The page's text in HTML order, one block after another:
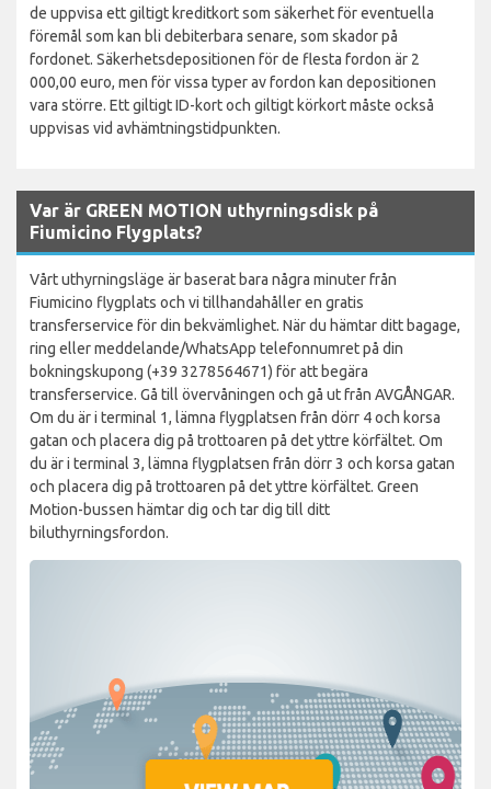
de uppvisa ett giltigt kreditkort som säkerhet för eventuella
föremål som kan bli debiterbara senare, som skador på
fordonet. Säkerhetsdepositionen för de flesta fordon är 2
000,00 euro, men för vissa typer av fordon kan depositionen
vara större. Ett giltigt ID-kort och giltigt körkort måste också
uppvisas vid avhämtningstidpunkten.
Var är GREEN MOTION uthyrningsdisk på
Fiumicino Flygplats?
Vårt uthyrningsläge är baserat bara några minuter från
Fiumicino flygplats och vi tillhandahåller en gratis
transferservice för din bekvämlighet. När du hämtar ditt bagage,
ring eller meddelande/WhatsApp telefonnumret på din
bokningskupong (+39 3278564671) för att begära
transferservice. Gå till övervåningen och gå ut från AVGÅNGAR.
Om du är i terminal 1, lämna flygplatsen från dörr 4 och korsa
gatan och placera dig på trottoaren på det yttre körfältet. Om
du är i terminal 3, lämna flygplatsen från dörr 3 och korsa gatan
och placera dig på trottoaren på det yttre körfältet. Green
Motion-bussen hämtar dig och tar dig till ditt
biluthyrningsfordon.